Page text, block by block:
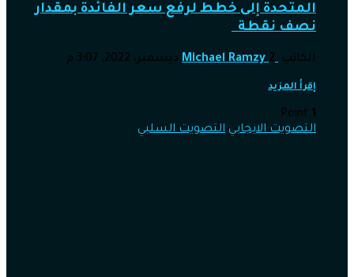
المتحدة إلى خطط لرفع سعر الفائدة بمقدار
نصف نقطة
الكاتب Michael Ramzy 2 ديسمبر، 2022, 3:07 م
إقرأ المزيد
1
التصويت الايجابي التصويت السلبي